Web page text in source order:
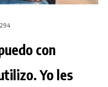
con
Yo les